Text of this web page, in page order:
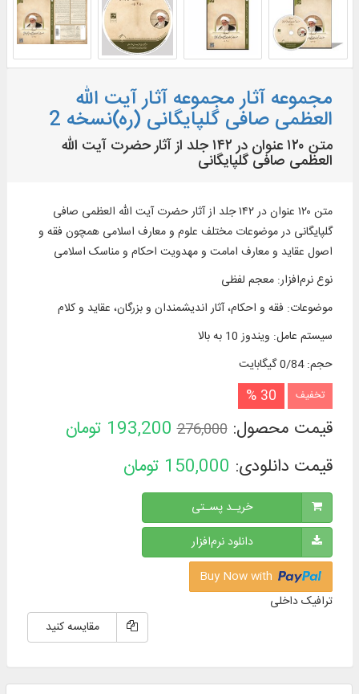
مجموعه آثار مجموعه آثار آیت الله
العظمی صافی گلپایگانی (ره)نسخه 2
متن ۱۲۰ عنوان در ۱۴۲ جلد از آثار حضرت آیت الله
العظمی صافى گلپایگانی
متن ۱۲۰ عنوان در ۱۴۲ جلد از آثار حضرت آیت الله العظمی صافى
گلپایگانی در موضوعات مختلف علوم و معارف اسلامی همچون فقه و
اصول عقاید و معارف امامت و مهدویت احکام و مناسک اسلامی
نوع نرم‌افزار:معجم لفظی
موضوعات: فقه و احکام، آثار اندیشمندان و بزرگان، عقاید و كلام
سیستم عامل: ویندوز 10 به بالا
حجم:0/84 گیگابایت
تخفیف 30 %
قیمت محصول:276,000
193,200 تومان
قیمت دانلودی: 150,000 تومان
خریـد پسـتی
دانلود نرم‌افزار
ترافیک داخلی
مقایسه کنید